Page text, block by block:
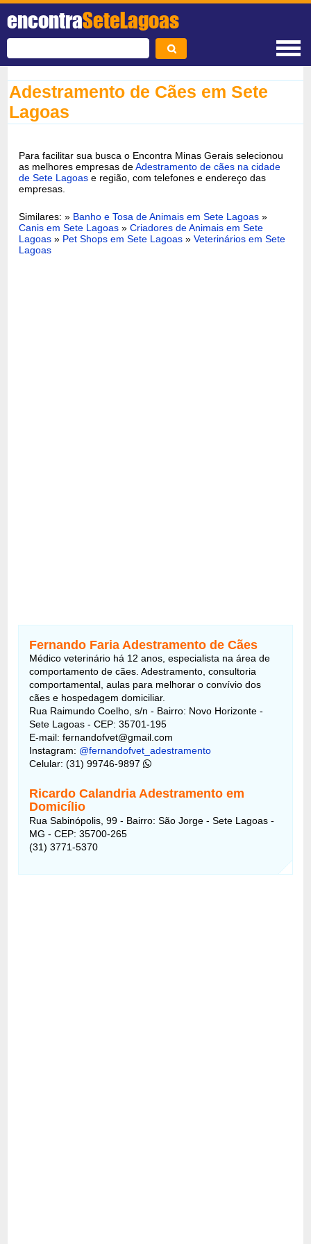
encontraSeteLagoas
Adestramento de Cães em Sete
Lagoas
Para facilitar sua busca o Encontra Minas Gerais selecionou
as melhores empresas deAdestramento de cães na cidade
de Sete Lagoas e região, com telefones e endereço das
empresas.
Similares: » Banho e Tosa de Animais em Sete Lagoas »
Canis em Sete Lagoas »Criadores de Animais em Sete
Lagoas » Pet Shops em Sete Lagoas »Veterinários em Sete
Lagoas
Fernando Faria Adestramento de Cães
Médico veterinário há 12 anos, especialista na área de
comportamento de cães. Adestramento, consultoria
comportamental, aulas para melhorar o convívio dos
cães e hospedagem domiciliar.
Rua Raimundo Coelho, s/n - Bairro: Novo Horizonte -
Sete Lagoas - CEP: 35701-195
E-mail: fernandofvet@gmail.com
Instagram: @fernandofvet_adestramento
Celular: (31) 99746-9897
Ricardo Calandria Adestramento em
Domicílio
Rua Sabinópolis, 99 - Bairro: São Jorge - Sete Lagoas -
MG - CEP: 35700-265
(31) 3771-5370